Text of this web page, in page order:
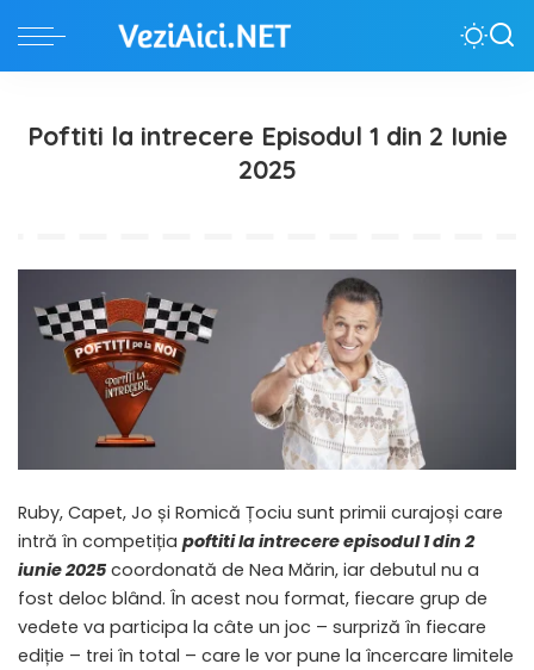
Poftiti la intrecere Episodul 1 din 2 Iunie
2025
Ruby, Capet, Jo și Romică Țociu sunt primii curajoși care
intră în competiția poftiti la intrecere episodul 1 din 2
iunie 2025 coordonată de Nea Mărin, iar debutul nu a
fost deloc blând. În acest nou format, fiecare grup de
vedete va participa la câte un joc – surpriză în fiecare
ediție – trei în total – care le vor pune la încercare limitele